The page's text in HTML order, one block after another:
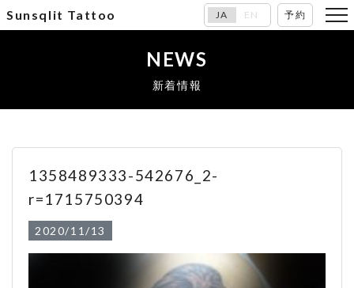
Sunsqlit Tattoo JA EN 予約
NEWS
新着情報
1358489333-542676_2-
r=1715750394
2020/11/13